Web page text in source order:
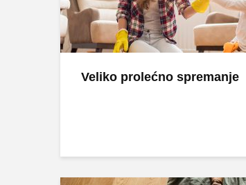
Veliko prolećno spremanje